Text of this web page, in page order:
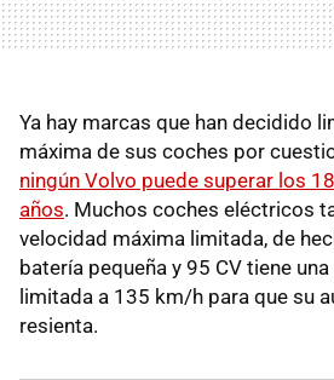
Ya hay marcas que han decidido
máxima de sus coches por
ningún Volvo puede superar los
años. Muchos coches eléctricos
velocidad máxima limitada, de
batería pequeña y 95 CV tiene
limitada a 135 km/h para que su
resienta.